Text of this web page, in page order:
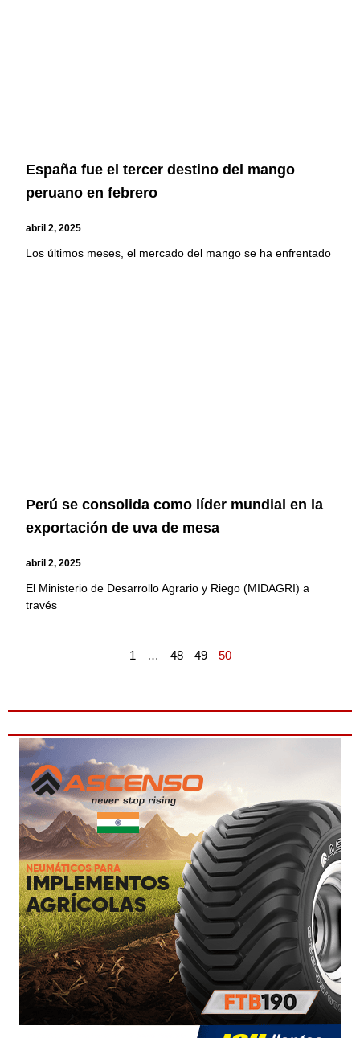
España fue el tercer destino del mango
peruano en febrero
abril 2, 2025
Los últimos meses, el mercado del mango se ha enfrentado
Perú se consolida como líder mundial en la
exportación de uva de mesa
abril 2, 2025
El Ministerio de Desarrollo Agrario y Riego (MIDAGRI) a
través
1 … 48 49 50